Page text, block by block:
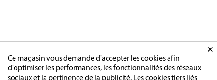
PAGES
L'entreprise
×
Ce magasin vous demande d'accepter les cookies afin
d'optimiser les performances, les fonctionnalités des réseaux
sociaux et la pertinence de la publicité. Les cookies tiers liés